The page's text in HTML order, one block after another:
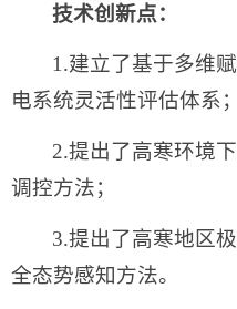
技术创新点：
1.建立了基于多维
电系统灵活性评估体系；
2.提出了高寒环境
调控方法；
3.提出了高寒地区
全态势感知方法。